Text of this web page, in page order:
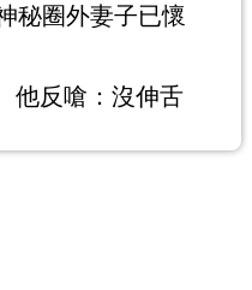
秘圈外妻子已懷
他反嗆：沒伸舌